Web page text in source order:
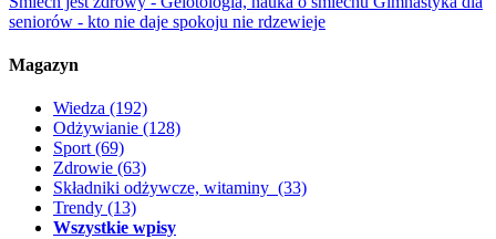
seniorów - kto nie daje spokoju nie rdzewieje
Magazyn
Wiedza (192)
Odżywianie (128)
Sport(69)
Zdrowie (63)
Składniki odżywcze, witaminy (33)
Trendy (13)
Wszystkie wpisy